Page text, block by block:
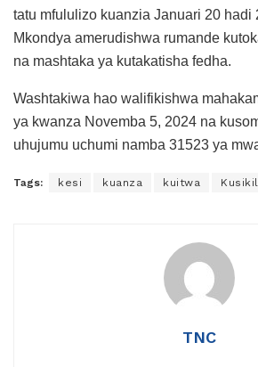
tatu mfululizo kuanzia Januari 20 hadi
Mkondya amerudishwa rumande
na mashtaka ya kutakatisha fedha.
Washtakiwa hao walifikishwa
ya kwanza Novemba 5, 2024 na
uhujumu uchumi namba 31523 ya
Tags: kesi kuanza kuitwa
TNC